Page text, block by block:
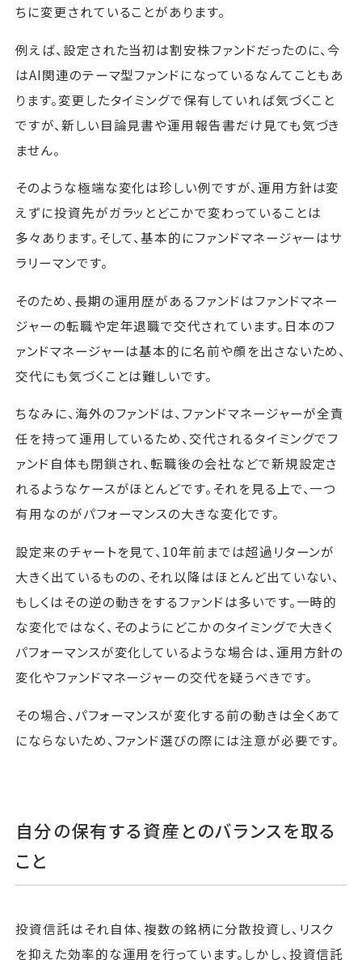
ちに変更されていることがあります。
例えば、設定された当初は割安株ファンドだったのに、今
はAI関連のテーマ型ファンドになっているなんてこともあ
ります。変更したタイミングで保有していれば気づくこと
ですが、新しい目論見書や運用報告書だけ見ても気づき
ません。
そのような極端な変化は珍しい例ですが、運用方針は変
えずに投資先がガラッとどこかで変わっていることは
多々あります。そして、基本的にファンドマネージャーはサ
ラリーマンです。
そのため、長期の運用歴があるファンドはファンドマネー
ジャーの転職や定年退職で交代されています。日本のフ
ァンドマネージャーは基本的に名前や顔を出さないため、
交代にも気づくことは難しいです。
ちなみに、海外のファンドは、ファンドマネージャーが全責
任を持って運用しているため、交代されるタイミングでフ
ァンド自体も閉鎖され、転職後の会社などで新規設定さ
れるようなケースがほとんどです。それを見る上で、一つ
有用なのがパフォーマンスの大きな変化です。
設定来のチャートを見て、10年前までは超過リターンが
大きく出ているものの、それ以降はほとんど出ていない、
もしくはその逆の動きをするファンドは多いです。一時的
な変化ではなく、そのようにどこかのタイミングで大きく
パフォーマンスが変化しているような場合は、運用方針の
変化やファンドマネージャーの交代を疑うべきです。
その場合、パフォーマンスが変化する前の動きは全くあて
にならないため、ファンド選びの際には注意が必要です。
自分の保有する資産とのバランスを取る
こと
投資信託はそれ自体、複数の銘柄に分散投資し、リスク
を抑えた効率的な運用を行っています。しかし、投資信託